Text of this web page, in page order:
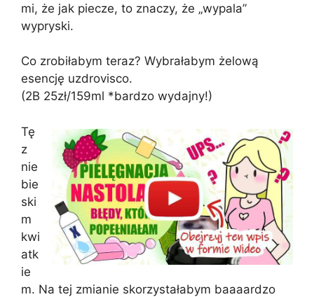
mi, że jak piecze, to znaczy, że „wypala”
wypryski.
Co zrobiłabym teraz? Wybrałabym żelową
esencję uzdrovisco.
(2B 25zł/159ml *bardzo wydajny!)
Tę
z
nie
bie
ski
m
kwi
atk
ie
m. Na tej zmianie skorzystałabym baaaardzo